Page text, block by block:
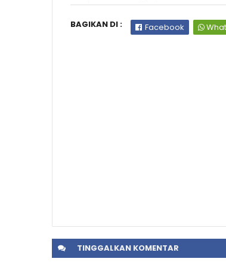
BAGIKAN DI : Facebook
TINGGALKAN KOMENTAR